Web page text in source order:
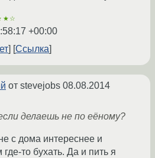
+00:00
Ссылка
от stevejobs 08.08.2014
делаешь не по еёному?
с дома интереснее и
то бухать. Да и пить я